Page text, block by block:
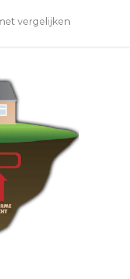
vergelijken